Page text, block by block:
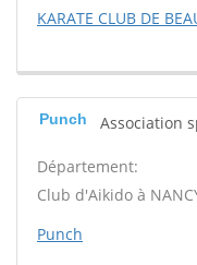
KARATE CLUB DE
Punch Association
Département:
Club d'Aikido à
Punch